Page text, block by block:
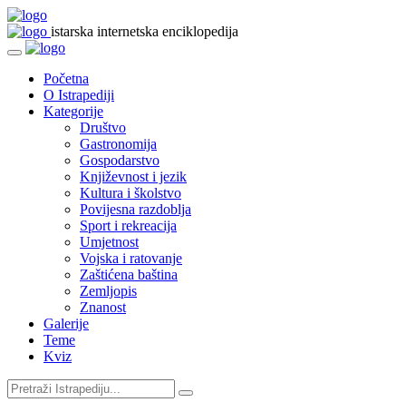
istarska internetska enciklopedija
Početna
O Istrapediji
Kategorije
Društvo
Gastronomija
Gospodarstvo
Književnost i jezik
Kultura i školstvo
Povijesna razdoblja
Sport i rekreacija
Umjetnost
Vojska i ratovanje
Zaštićena baština
Zemljopis
Znanost
Galerije
Teme
Kviz